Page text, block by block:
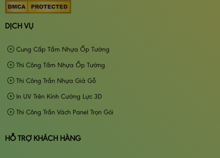
DỊCH VỤ
Cung Cấp Tấm Nhựa Ốp Tường
Thi Công Tấm Nhựa Ốp Tường
Thi Công Trần Nhựa Giả Gỗ
In UV Trên Kính Cường Lực 3D
Thi Công Trần Vách Panel Trọn Gói
HỖ TRỢ KHÁCH HÀNG